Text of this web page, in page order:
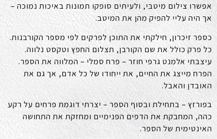
אפשרו צילום מיטבי, ולעיתים סופקו תמונות באיכות נמוכה –
אך היה עליי להפיק מהן את המיטב.
כספר זיכרון, חילקתי את התוכן לפרקים לפי מספר הקורבנות.
כל פרק כולל את שם הקורבן, תצלום החפץ וטקסט נלווה.
עיצבתי אלמנט גרפי חוזר – פרח סמלי – המלווה את הספר.
הפרח מייצג את החיים, את ייחודו של כל אדם, אך גם את
האובדן והאבל.
בפורזץ – בתחילת ובסוף הספר – יצרתי דוגמת פרחים על רקע
כהה, המחבקת את הדפים הפנימיים ומחזקת את התחושה
האינטימית של הספר.